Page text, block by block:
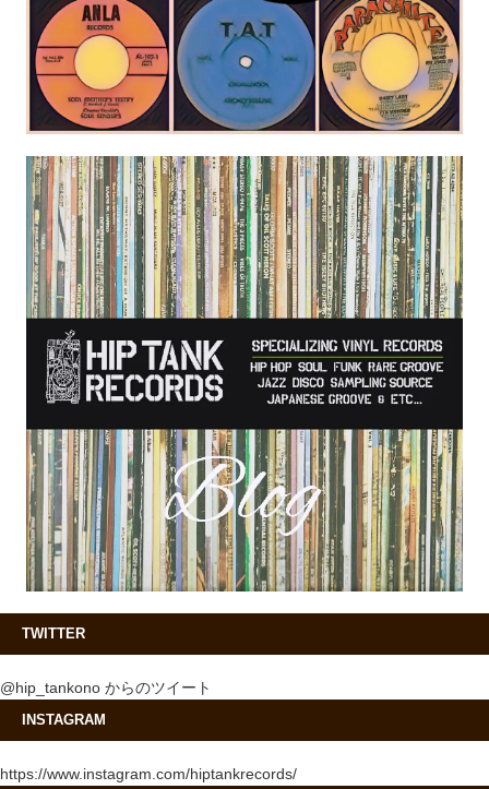
TWITTER
@hip_tankono からのツイート
INSTAGRAM
https://www.instagram.com/hiptankrecords/